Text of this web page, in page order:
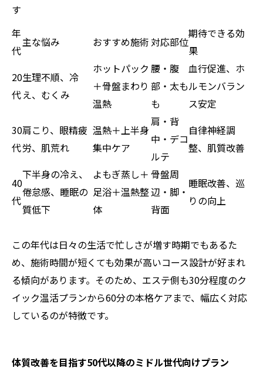
す
年
代
主な悩み おすすめ施術 対応部位
期待できる効
果
20
代
生理不順、冷
え、むくみ
ホットパック
＋骨盤まわり
温熱
腰・腹
部・太も
も
血行促進、ホ
ルモンバラン
ス安定
30
代
肩こり、眼精疲
労、肌荒れ
温熱＋上半身
集中ケア
肩・背
中・デコ
ルテ
自律神経調
整、肌質改善
40
代
下半身の冷え、
倦怠感、睡眠の
質低下
よもぎ蒸し＋
足浴＋温熱整
体
骨盤周
辺・脚・
背面
睡眠改善、巡
りの向上
この年代は日々の生活で忙しさが増す時期でもあるた
め、施術時間が短くても効果が高いコース設計が好まれ
る傾向があります。そのため、エステ側も30分程度のク
イック温活プランから60分の本格ケアまで、幅広く対応
しているのが特徴です。
体質改善を目指す50代以降のミドル世代向けプラン